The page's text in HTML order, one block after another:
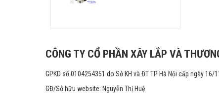
CÔNG TY CỔ PHẦN XÂY LẮP VÀ
GPKD số 0104254351 do Sở KH và ĐT TP Hà Nội cấp ngày 16/
GĐ/Sở hữu website: Nguyễn Thị Huệ